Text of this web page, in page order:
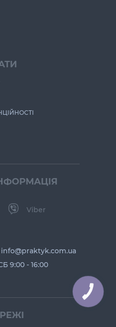
Viber
info@praktyk.com.ua
9:00 - 16:00
КНОПКА
ЗВ'ЯЗКУ